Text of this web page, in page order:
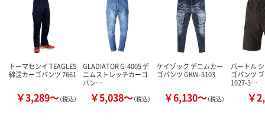
トーマセンイ TEAGLES
綿混カーゴパンツ 7661
￥3,289～（税込）
GLADIATOR G-4005 デ
ニムストレッチカーゴ
パン…
￥5,038～（税込）
ケイゾック デニムカー
ゴパンツ GKW-5103
￥6,130～（税込）
バートル
ゴパンツ
1027-3…
￥